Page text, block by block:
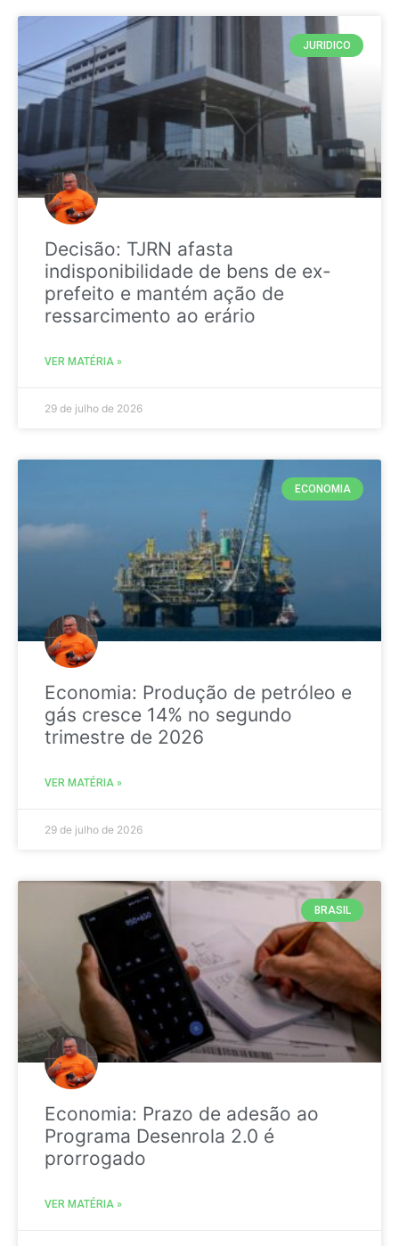
JURIDICO
Decisão: TJRN afasta
indisponibilidade de bens de ex-
prefeito e mantém ação de
ressarcimento ao erário
VER MATÉRIA »
29 de julho de 2026
ECONOMIA
Economia: Produção de petróleo e
gás cresce 14% no segundo
trimestre de 2026
VER MATÉRIA »
29 de julho de 2026
BRASIL
Economia: Prazo de adesão ao
Programa Desenrola 2.0 é
prorrogado
VER MATÉRIA »